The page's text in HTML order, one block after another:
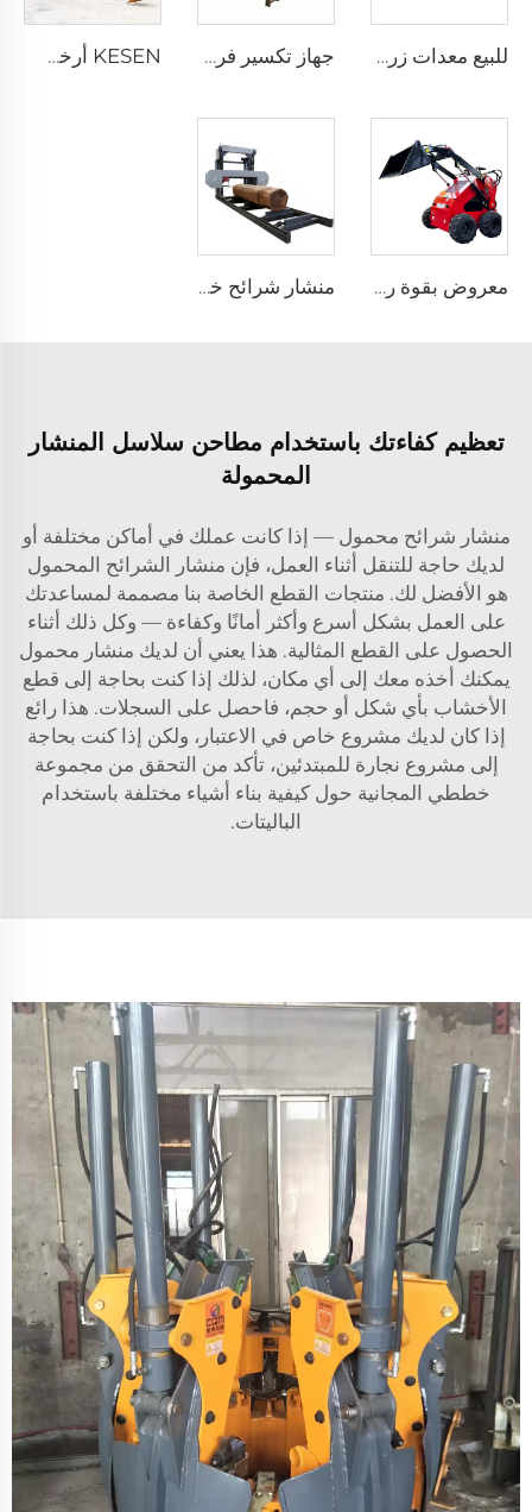
للبيع معدات زراعية مصغرة جرافة الزاحف حفار الجرافة جهاز تكسير فروع الأشجار الخشبية عالية الجودة للحدائق يعمل بالديزل مع آلة تقطيع وتدمير الأخشاب المتنقلة الكبيرة KESEN أرخص مصنع حفارات مصغرة للمزارع آلة 3.5 طن حفار صغير مايكرو باغر 2 طن 3 طن حفارة مصغرة
معروض بقوة رخيص حفّار توجيهي صغير محرك مرفق حفّار توجيهي صغير ديزل منشار شرائح خشبية بسعر منخفض وثقيل يصل قطر المنشار فيه إلى 1000 ملم لمخازن الأخشاب الكبيرة
تعظيم كفاءتك باستخدام مطاحن سلاسل المنشار
المحمولة
منشار شرائح محمول — إذا كانت عملك في أماكن مختلفة أو
لديك حاجة للتنقل أثناء العمل، فإن منشار الشرائح المحمول
هو الأفضل لك. منتجات القطع الخاصة بنا مصممة لمساعدتك
على العمل بشكل أسرع وأكثر أمانًا وكفاءة — وكل ذلك أثناء
الحصول على القطع المثالية. هذا يعني أن لديك منشار محمول
يمكنك أخذه معك إلى أي مكان، لذلك إذا كنت بحاجة إلى قطع
الأخشاب بأي شكل أو حجم، فاحصل على السجلات. هذا رائع
إذا كان لديك مشروع خاص في الاعتبار، ولكن إذا كنت بحاجة
إلى مشروع نجارة للمبتدئين، تأكد من التحقق من مجموعة
خططي المجانية حول كيفية بناء أشياء مختلفة باستخدام
الباليتات.